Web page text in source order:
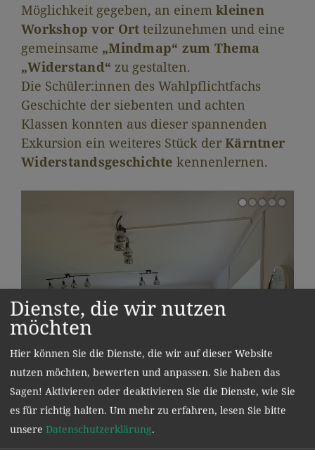
Möglichkeit gegeben, an einem kleinen
Workshop vor Ort teilzunehmen und eine
gemeinsame „Mindmap“ zum Thema
„Widerstand“ zu gestalten.
Die Schüler:innen des Wahlpflichtfachs
Geschichte der siebenten und achten
Klassen konnten aus dieser spannenden
Exkursion ein weiteres Stück der Kärntner
Widerstandsgeschichte kennenlernen.
Dienste, die wir nutzen
möchten
Hier können Sie die Dienste, die wir auf dieser Website
nutzen möchten, bewerten und anpassen. Sie haben das
Sagen! Aktivieren oder deaktivieren Sie die Dienste, wie Sie
es für richtig halten. Um mehr zu erfahren, lesen Sie bitte
unsere Datenschutzerklärung.